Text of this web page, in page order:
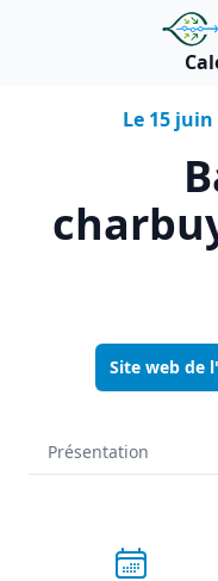
Le 15 juin
Site web de